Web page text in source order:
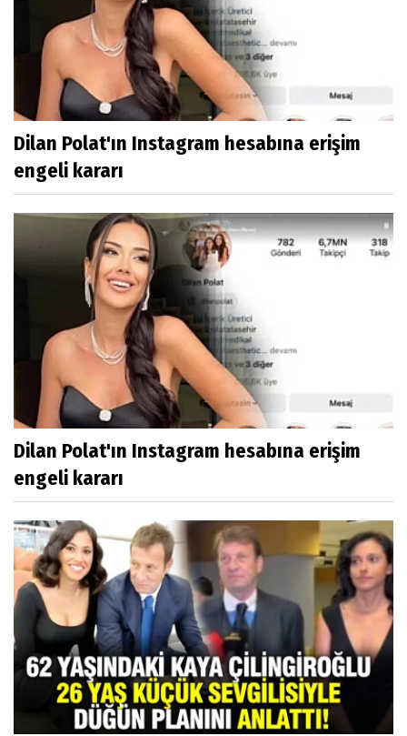
Dilan Polat'ın Instagram hesabına erişim
engeli kararı
Dilan Polat'ın Instagram hesabına erişim
engeli kararı